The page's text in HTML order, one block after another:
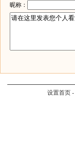
昵称：
设置首页-